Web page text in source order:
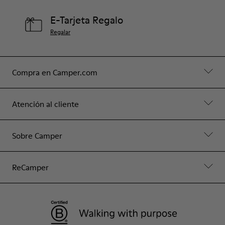
Compra en Camper.com
Atención al cliente
Sobre Camper
ReCamper
E-Tarjeta Regalo
Regalar